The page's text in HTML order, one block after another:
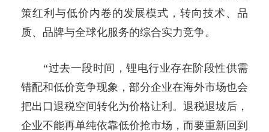
策红利与低价内卷的发展模式，转向技术、品
质、品牌与全球化服务的综合实力竞争。
“过去一段时间，锂电行业存在阶段性供需
错配和低价竞争现象，部分企业在海外市场也会
把出口退税空间转化为价格让利。退税退坡后，
企业不能再单纯依靠低价抢市场，而要重新回到